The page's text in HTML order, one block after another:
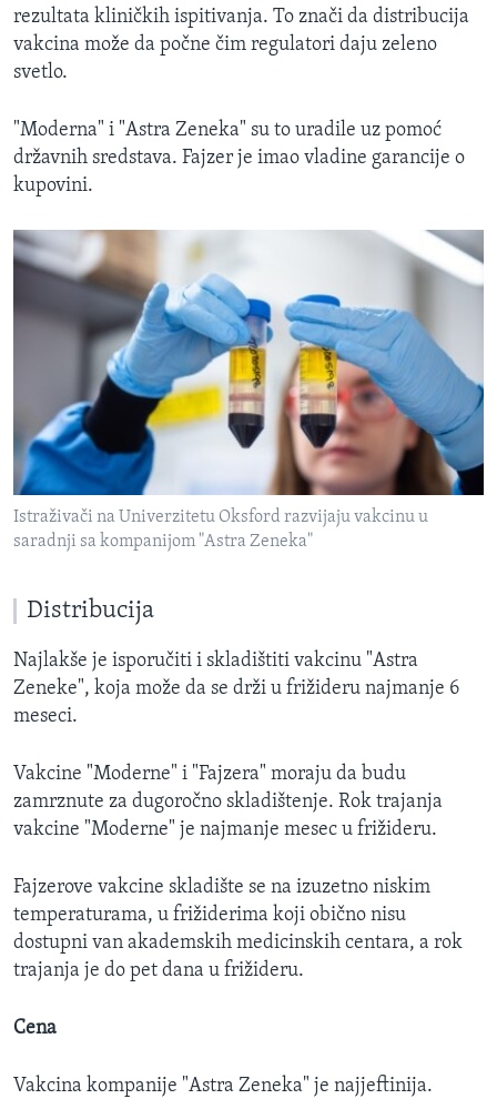
rezultata kliničkih ispitivanja. To znači da distribucija
vakcina može da počne čim regulatori daju zeleno
svetlo.
"Moderna" i "Astra Zeneka" su to uradile uz pomoć
državnih sredstava. Fajzer je imao vladine garancije o
kupovini.
Istraživači na Univerzitetu Oksford razvijaju vakcinu u
saradnji sa kompanijom "Astra Zeneka"
Distribucija
Najlakše je isporučiti i skladištiti vakcinu "Astra
Zeneke", koja može da se drži u frižideru najmanje 6
meseci.
Vakcine "Moderne" i "Fajzera" moraju da budu
zamrznute za dugoročno skladištenje. Rok trajanja
vakcine "Moderne" je najmanje mesec u frižideru.
Fajzerove vakcine skladište se na izuzetno niskim
temperaturama, u frižiderima koji obično nisu
dostupni van akademskih medicinskih centara, a rok
trajanja je do pet dana u frižideru.
Cena
Vakcina kompanije "Astra Zeneka" je najjeftinija.